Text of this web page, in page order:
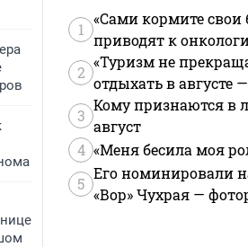
1
«Сами кормите свои
приводят к
2
«Туризм не
отдыхать в августе
3
Кому признаются в
август
4 «Меня бесила моя
5
Его номинировали
«Вор» Чухрая —